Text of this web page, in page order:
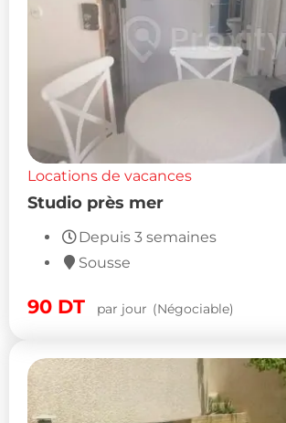
Locations de vacances
Studio près mer
Depuis 3 semaines
Sousse
90 DT par jour (Négociable)